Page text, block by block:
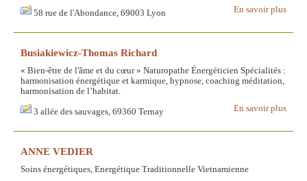
En savoir plus
58 rue de l'Abondance, 69003 Lyon
Busiakiewicz-Thomas Richard
« Bien-être de l'âme et du cœur » Naturopathe Énergéticien Spécialités :
harmonisation énergétique et karmique, hypnose, coaching méditation,
harmonisation de l’habitat.
En savoir plus
3 allée des sauvages, 69360 Ternay
ANNE VEDIER
Soins énergétiques, Energétique Traditionnelle Vietnamienne